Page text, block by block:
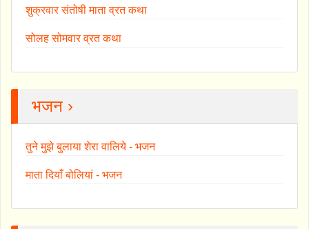
शुक्रवार संतोषी माता व्रत कथा
सोलह सोमवार व्रत कथा
भजन ›
तुने मुझे बुलाया शेरा वालिये - भजन
माता दियाँ बोलियां - भजन